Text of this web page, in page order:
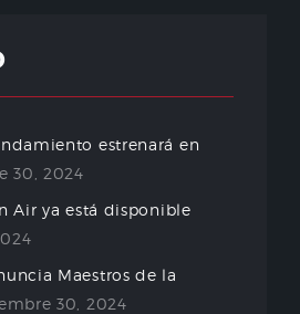
estrenará en
30, 2024
Air ya está disponible
Maestros de la
30, 2024